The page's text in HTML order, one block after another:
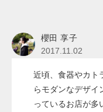
櫻田 享子
2017.11.02
近頃、食器やカト
らモダンなデザイ
っているお店が多